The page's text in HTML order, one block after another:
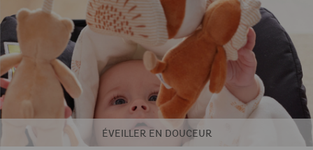
ÉVEILLER EN DOUCEUR